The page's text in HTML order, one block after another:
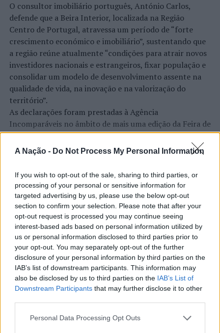
A Nação - Do Not Process My Personal Information
If you wish to opt-out of the sale, sharing to third parties, or
processing of your personal or sensitive information for
targeted advertising by us, please use the below opt-out
section to confirm your selection. Please note that after your
opt-out request is processed you may continue seeing
interest-based ads based on personal information utilized by
us or personal information disclosed to third parties prior to
your opt-out. You may separately opt-out of the further
disclosure of your personal information by third parties on the
IAB’s list of downstream participants. This information may
also be disclosed by us to third parties on the IAB’s List of
Downstream Participants that may further disclose it to other
Personal Data Processing Opt Outs
os primeiros lugares do ranking, num circuito que, a
meio da temporada, irá sofrer um corte. As 10 primeiras
surfistas dorankingirão seguir para a segunda metade
da época na disputa do título mundial, além de
carimbarem, automaticamente, a qualificação para o
World Tourde 2024.
Em jogo estão, ainda, oito vagas para os Jogos Olímpicos
de Paris’2024, estando a campeã nacional bem lançada
para garantir um desses lugares.
Foto: Teresa Bonvalot.
PIPELINE
SURF TERESA BONVALOT
WORLD SURF LEAGUE
WORLD TOUR
PRÓXIMO
Seleção: Convocatória para treinos regulares para as
seleções jovens femininas
NÃO PERCA
Universidade do Minho fornece competências online
sobre resiliência das cidades
O consultor imobiliário português, António Carlos,
defende que a Beira Interior, localizada na Região
Centro de Portugal, atravessa um período de “forte
crescimento económico e imobiliário”, sustentando que
a região reúne atualmente “condições para atrair novos
investidores nacionais e estrangeiros, fixar população e
consolidar um modelo de desenvolvimento assente na
qualidade de vida, na inovação e na valorização do
território”.
As declarações foram prestadas à Agência
Incomparáveis no âmbito de mais uma edição da Feira de
São Tiago, que decorreu entre os dias 16 e 26 de julho,
na Covilhã, sendo considerada um dos mais antigos
e realizada anualmente na “Cidade Neve”, a feira conjuga
tradição, atividade económica, comércio, gastronomia,
animação cultural e divulgação empresarial,
constituindo um dos principais momentos de promoção
do município e da Beira Interior.
Para António Carlos, o crescimento alcançado ao longo
dos últimos anos representa o cumprimento dos
objetivos que traçou quando iniciou o seu percurso no
setor imobiliário. O empresário considera que o
reconhecimento conquistado resulta da proximidade
locais e projetos de desenvolvimento regional. Segundo
CONTINUAR A LER
ATUALIDADE
Rio de Janeiro: Governo do Estado
propõe parceria com a FUNCEX para
“reforçar inteligência sobre
comércio exterior”